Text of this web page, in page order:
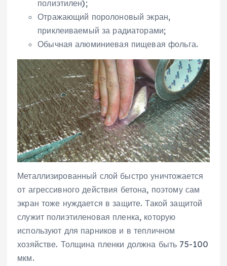
полиэтилен);
Отражающий поролоновый экран,
приклеиваемый за радиаторами;
Обычная алюминиевая пищевая фольга.
Металлизированный слой быстро уничтожается
от агрессивного действия бетона, поэтому сам
экран тоже нуждается в защите. Такой защитой
служит полиэтиленовая пленка, которую
используют для парников и в тепличном
хозяйстве. Толщина пленки должна быть 75-100
мкм.